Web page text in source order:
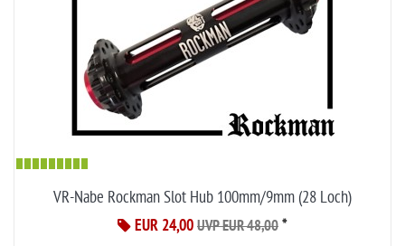
VR-Nabe Rockman Slot Hub 100mm/9mm (28 Loch)
EUR 24,00 UVP EUR 48,00 *